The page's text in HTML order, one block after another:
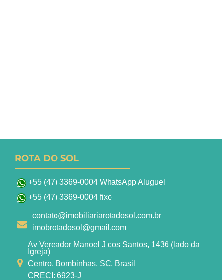
ROTA DO SOL
+55 (47) 3369-0004 WhatsApp Aluguel
+55 (47) 3369-0004 fixo
contato@imobiliariarotadosol.com.br
imobrotadosol@gmail.com
Av Vereador Manoel J dos Santos, 1436 (lado da
Igreja)
Centro, Bombinhas, SC, Brasil
CRECI: 6923-J